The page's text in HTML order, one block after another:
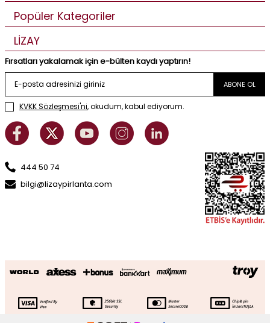
Popüler Kategoriler
LİZAY
Fırsatları yakalamak için e-bülten kaydı yaptırın!
ABONE OL
KVKK Sözleşmesi'ni, okudum, kabul ediyorum.
444 50 74
bilgi@lizaypirlanta.com